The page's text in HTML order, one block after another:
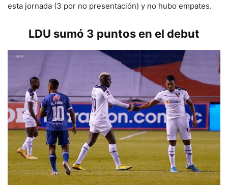
esta jornada (3 por no presentación) y no hubo empates.
LDU sumó 3 puntos en el debut